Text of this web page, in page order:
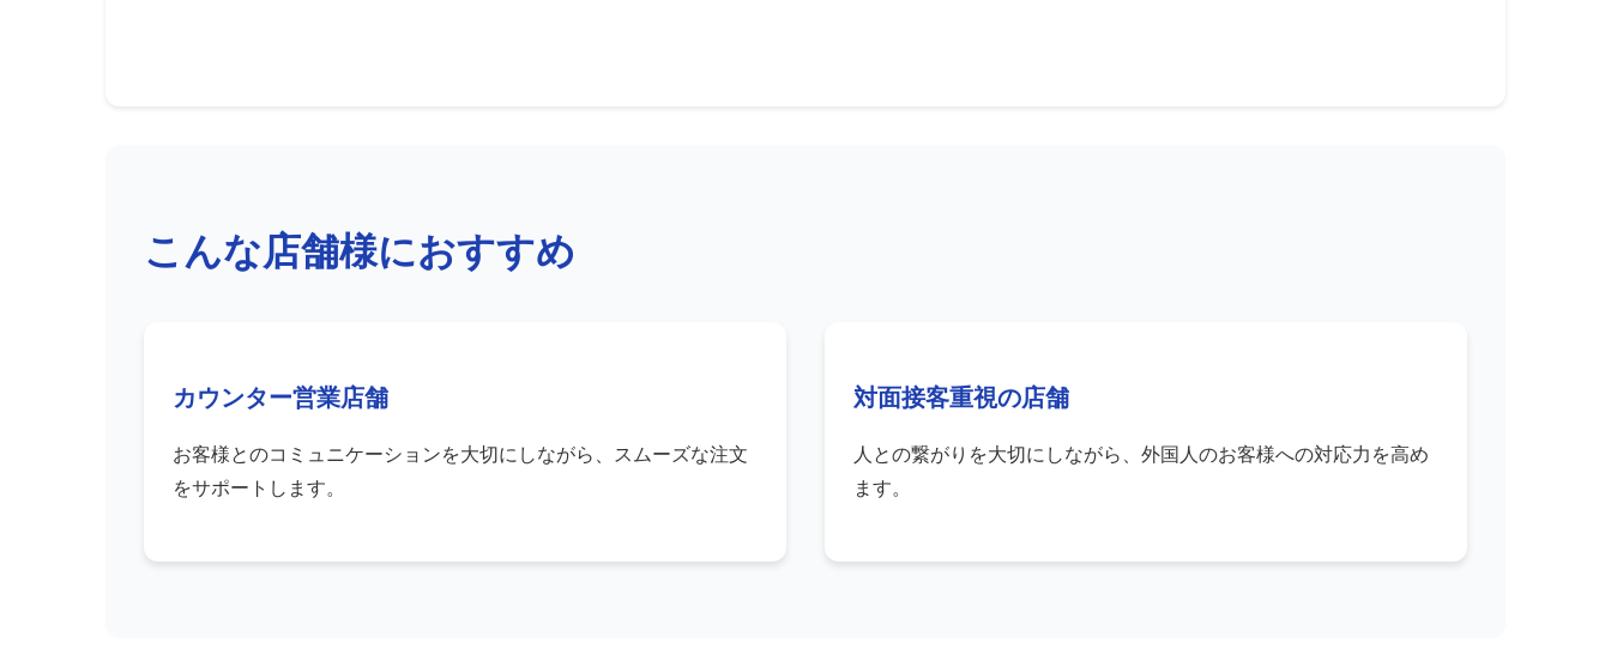
こんな店舗様におすすめ
カウンター営業店舗
お客様とのコミュニケーションを大切にしながら、スムーズな注文
をサポートします。
対面接客重視の店舗
人との繋がりを大切にしながら、外国人のお客様への対応力を高め
ます。